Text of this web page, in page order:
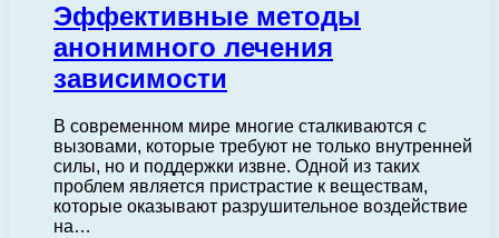
Эффективные методы
анонимного лечения
зависимости
В современном мире многие сталкиваются с
вызовами, которые требуют не только внутренней
силы, но и поддержки извне. Одной из таких
проблем является пристрастие к веществам,
которые оказывают разрушительное воздействие
на…